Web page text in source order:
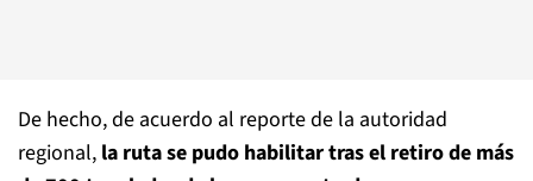
De hecho, de acuerdo al reporte de la autoridad
regional, la ruta se pudo habilitar tras el retiro de más